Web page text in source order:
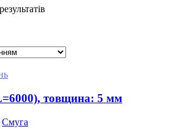
товщина: 5 мм
Смуга